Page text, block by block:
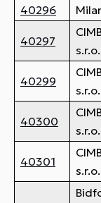
40296
40297
s.r.o.
40299
s.r.o.
40300
s.r.o.
40301
s.r.o.